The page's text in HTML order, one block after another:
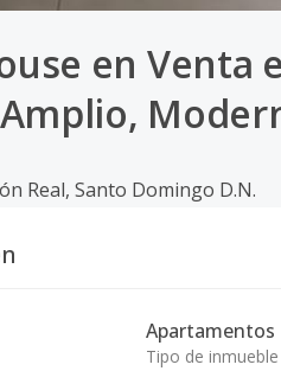
en Venta
Real, Santo Domingo D.N.
Apartamentos
Tipo de inmueble